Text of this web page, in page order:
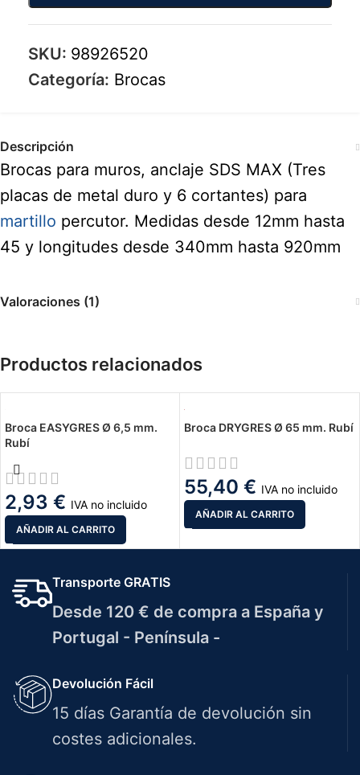
SKU: 98926520
Categoría: Brocas
Descripción
Brocas para muros, anclaje SDS MAX (Tres
placas de metal duro y 6 cortantes) para
martillo percutor. Medidas desde 12mm hasta
45 y longitudes desde 340mm hasta 920mm
Valoraciones (1)
Productos relacionados
Broca EASYGRES Ø 6,5 mm.
Rubí
2,93 € IVA no incluido
AÑADIR AL CARRITO
Broca DRYGRES Ø 65 mm. Rubí
55,40 € IVA no incluido
AÑADIR AL CARRITO
Transporte GRATIS
Desde 120 € de compra a España y
Portugal - Península -
Devolución Fácil
15 días Garantía de devolución sin
costes adicionales.